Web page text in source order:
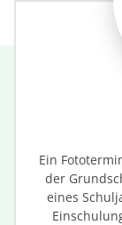
Ein
der
eines